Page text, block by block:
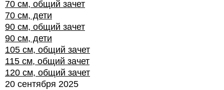
70 см, общий зачет
70 см, дети
90 см, общий зачет
90 см, дети
105 см, общий зачет
115 см, общий зачет
120 см, общий зачет
20 сентября 2025